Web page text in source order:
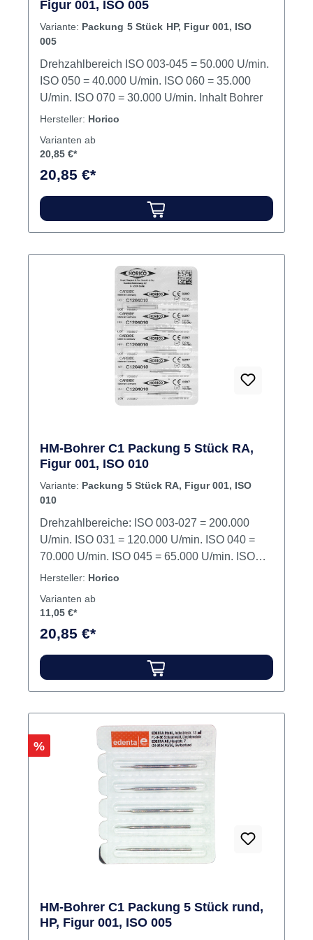
Figur 001, ISO 005
Variante: Packung 5 Stück HP, Figur 001, ISO
005
Drehzahlbereich ISO 003-045 = 50.000 U/min.
ISO 050 = 40.000 U/min. ISO 060 = 35.000
U/min. ISO 070 = 30.000 U/min. Inhalt Bohrer
Hersteller: Horico
Varianten ab
20,85 €*
20,85 €*
HM-Bohrer C1 Packung 5 Stück RA,
Figur 001, ISO 010
Variante: Packung 5 Stück RA, Figur 001, ISO
010
Drehzahlbereiche: ISO 003-027 = 200.000
U/min. ISO 031 = 120.000 U/min. ISO 040 =
70.000 U/min. ISO 045 = 65.000 U/min. ISO
050 = 60.000 U/min. ISO 060 = 50.000 U/min.
Hersteller: Horico
Varianten ab
11,05 €*
20,85 €*
Rabatt
%
HM-Bohrer C1 Packung 5 Stück rund,
HP, Figur 001, ISO 005